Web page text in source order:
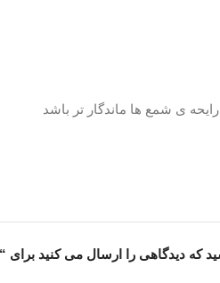
ی شمع ها ماندگار تر باشد
که دیدگاهی را ارسال می کنید